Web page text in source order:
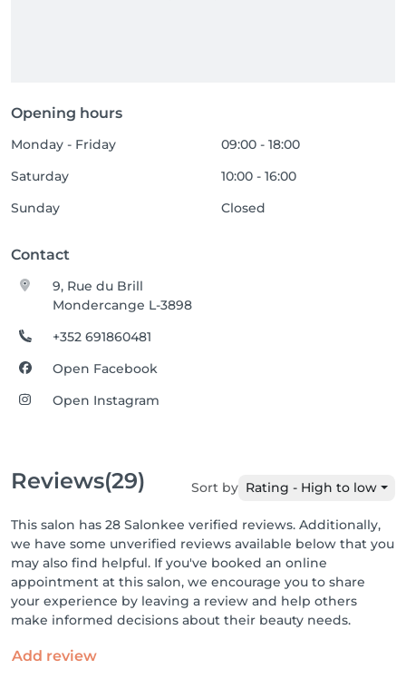
Opening hours
Monday - Friday
09:00 - 18:00
Saturday
10:00 - 16:00
Sunday
Closed
Contact
9, Rue du Brill
Mondercange L-3898
+352 691860481
Open Facebook
Open Instagram
Reviews(29) Sort by Rating - High to low
This salon has 28 Salonkee verified reviews. Additionally,
we have some unverified reviews available below that you
may also find helpful. If you've booked an online
appointment at this salon, we encourage you to share
your experience by leaving a review and help others
make informed decisions about their beauty needs.
Add review